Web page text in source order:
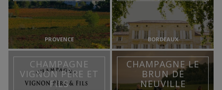
PROVENCE BORDEAUX
CHAMPAGNE
VIGNON PÈRE ET
FILS
CHAMPAGNE LE
BRUN DE
NEUVILLE